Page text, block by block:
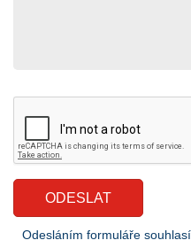
Odesláním formuláře